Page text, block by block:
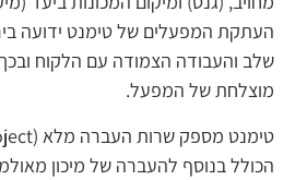
העתקת המפעלים של טימנט ידועה
שלב והעבודה הצמודה עם הלקוח
מוצלחת של המפעל.
הכולל בנוסף להעברה של מיכון